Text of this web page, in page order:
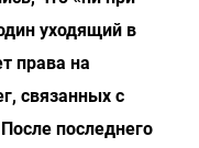
уходящий в
права на
связанных с
последнего